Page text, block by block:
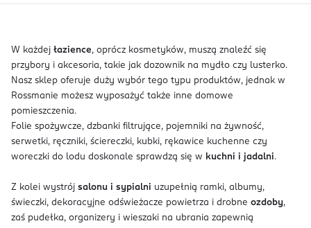
W każdej łazience, oprócz kosmetyków, muszą znaleźć się
przybory i akcesoria, takie jak dozownik na mydło czy lusterko.
Nasz sklep oferuje duży wybór tego typu produktów, jednak w
Rossmanie możesz wyposażyć także inne domowe
pomieszczenia.
Folie spożywcze, dzbanki filtrujące, pojemniki na żywność,
serwetki, ręczniki, ściereczki, kubki, rękawice kuchenne czy
woreczki do lodu doskonale sprawdzą się w kuchni i jadalni.
Z kolei wystrój salonu i sypialni uzupełnią ramki, albumy,
świeczki, dekoracyjne odświeżacze powietrza i drobne ozdoby,
zaś pudełka, organizery i wieszaki na ubrania zapewnią